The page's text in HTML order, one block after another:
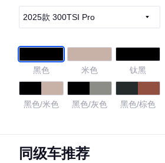
2025款 300TSI Pro
黑色 米色 钛黑
黑色/米色 黑色/灰色 黑色/棕色
4.4
同级车推荐